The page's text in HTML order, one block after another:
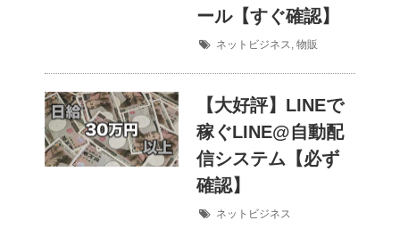
ール【すぐ確認】
ネットビジネス, 物販
【大好評】LINEで
稼ぐLINE@自動配
信システム【必ず
確認】
ネットビジネス